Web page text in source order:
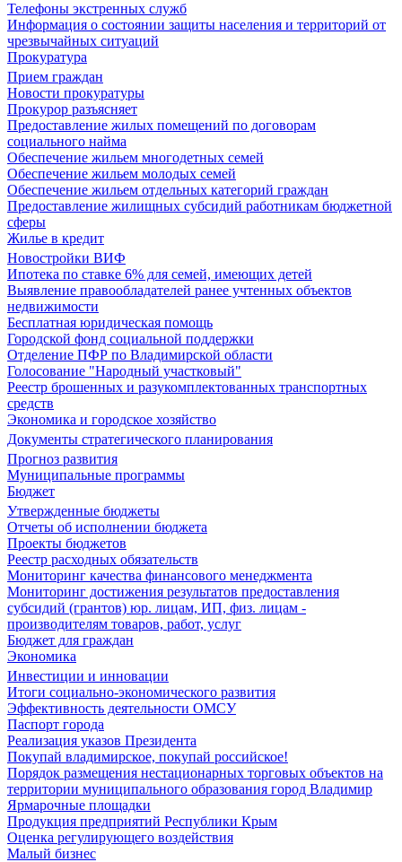
Телефоны экстренных служб
Информация о состоянии защиты населения и территорий от
чрезвычайных ситуаций
Прокуратура
Прием граждан
Новости прокуратуры
Прокурор разъясняет
Предоставление жилых помещений по договорам
социального найма
Обеспечение жильем многодетных семей
Обеспечение жильем молодых семей
Обеспечение жильем отдельных категорий граждан
Предоставление жилищных субсидий работникам бюджетной
сферы
Жилье в кредит
Новостройки ВИФ
Ипотека по ставке 6% для семей, имеющих детей
Выявление правообладателей ранее учтенных объектов
недвижимости
Бесплатная юридическая помощь
Городской фонд социальной поддержки
Отделение ПФР по Владимирской области
Голосование "Народный участковый"
Реестр брошенных и разукомплектованных транспортных
средств
Экономика и городское хозяйство
Документы стратегического планирования
Прогноз развития
Муниципальные программы
Бюджет
Утвержденные бюджеты
Отчеты об исполнении бюджета
Проекты бюджетов
Реестр расходных обязательств
Мониторинг качества финансового менеджмента
Мониторинг достижения результатов предоставления
субсидий (грантов) юр. лицам, ИП, физ. лицам -
производителям товаров, работ, услуг
Бюджет для граждан
Экономика
Инвестиции и инновации
Итоги социально-экономического развития
Эффективность деятельности ОМСУ
Паспорт города
Реализация указов Президента
Покупай владимирское, покупай российское!
Порядок размещения нестационарных торговых объектов на
территории муниципального образования город Владимир
Ярмарочные площадки
Продукция предприятий Республики Крым
Оценка регулирующего воздействия
Малый бизнес